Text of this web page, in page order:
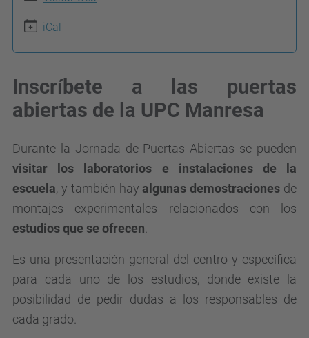
e
s
e
m
.
u
c
.
e
d
iCal
Inscríbete a las puertas
abiertas de la UPC Manresa
Durante la Jornada de Puertas Abiertas se pueden
visitar los laboratorios e instalaciones de la
escuela, y también hay algunas demostraciones de
montajes experimentales relacionados con los
estudios que se ofrecen
Es una presentación general del centro y específica
para cada uno de los estudios, donde existe la
posibilidad de pedir dudas a los responsables de
cada grado.